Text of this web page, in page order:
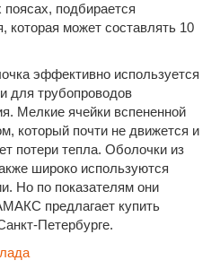
подбирается
может составлять 10
эффективно используется
для трубопроводов
Мелкие ячейки вспененной
который почти не движется и
потери тепла. Оболочки из
широко используются
Но по показателям они
предлагает купить
Петербурге.